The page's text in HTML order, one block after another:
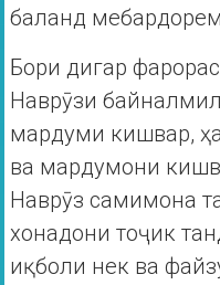
баланд
Бори дигар
Наврӯзи
мардуми кишвар,
ва мардумони
Наврӯз самимона
хонадони тоҷик
иқболи нек ва